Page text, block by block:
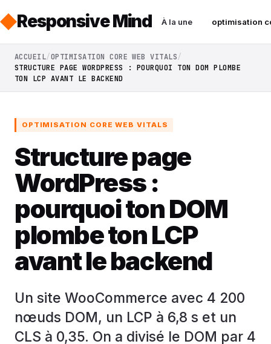
Responsive Mind À la une optimisation
ACCUEIL OPTIMISATION CORE WEB VITALS
STRUCTURE PAGE WORDPRESS : POURQUOI TON DOM PLOMBE
TON LCP AVANT LE BACKEND
OPTIMISATION CORE WEB VITALS
Structure page
WordPress :
pourquoi ton DOM
plombe ton LCP
avant le backend
Un site WooCommerce avec 4 200
nœuds DOM, un LCP à 6,8 s et un
CLS à 0,35. On a divisé le DOM par 4